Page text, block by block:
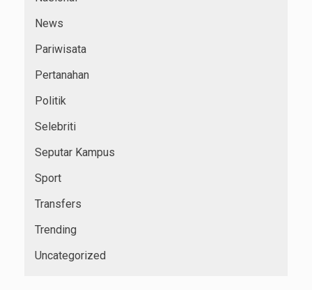
News
Pariwisata
Pertanahan
Politik
Selebriti
Seputar Kampus
Sport
Transfers
Trending
Uncategorized